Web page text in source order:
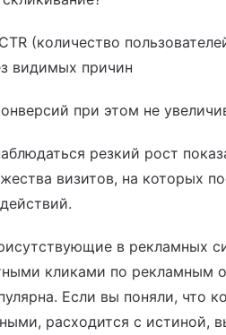
(количество
видимых причин
при этом не
резкий рост
визитов, на которых
в рекламных
кликами по рекламным
Если вы поняли, что
расходится с истиной,